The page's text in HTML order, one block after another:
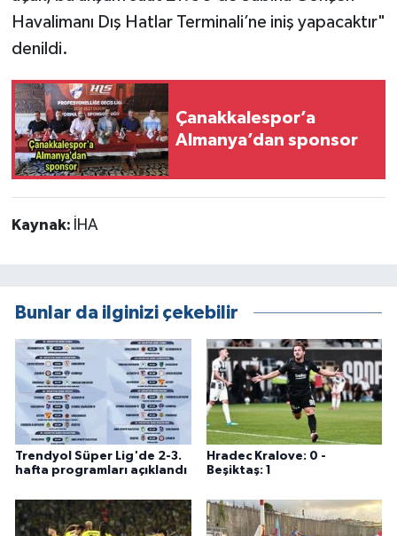
Havalimanı Dış Hatlar Terminali’ne iniş yapacaktır"
denildi.
Çanakkalespor’a
Almanya’dan sponsor
Kaynak: İHA
Bunlar da ilginizi çekebilir
Trendyol Süper Lig'de 2-3.
hafta programları açıklandı
Hradec Kralove: 0 -
Beşiktaş: 1